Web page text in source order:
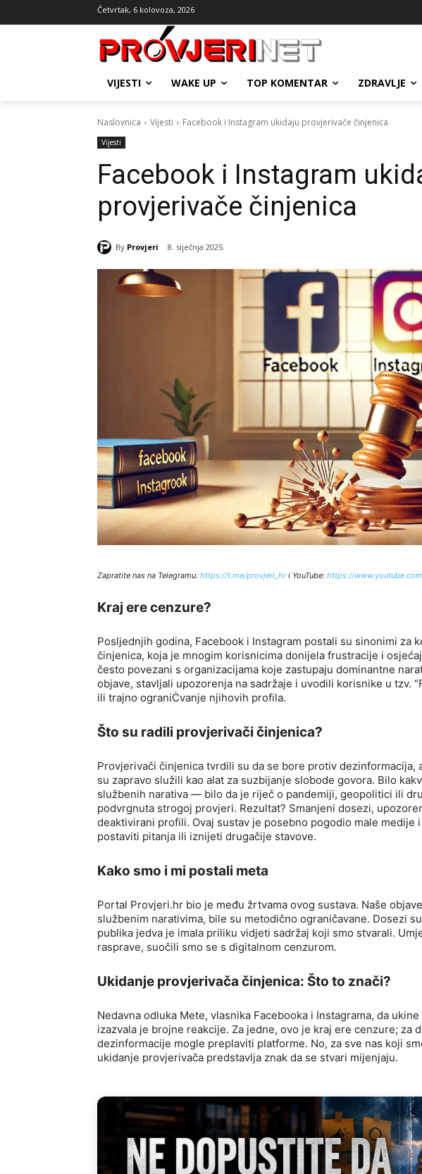
Četvrtak, 6 kolovoza, 2026
VIJESTI WAKE UP TOP KOMENTAR ZDRAVLJE
Naslovnica Vijesti Facebook i Instagram ukidaju provjerivače činjenica
Vijesti
Facebook i Instagram
provjerivače činjenica
By Provjeri 8. siječnja 2025.
Zapratite nas na Telegramu: https://t.me/provjeri_hri YouTube: https://
Kraj ere cenzure?
Posljednjih godina, Facebook i Instagram postali su sinonimi za
činjenica, koja je mnogim korisnicima donijela frustracije i
često povezani s organizacijama koje zastupaju dominantne
objave, stavljali upozorenja na sadržaje i uvodili korisnike u tzv.
ili trajno ograniĊvanje njihovih profila.
Što su radili provjerivači činjenica?
Provjerivači činjenica tvrdili su da se bore protiv dezinformacija,
su zapravo služili kao alat za suzbijanje slobode govora. Bilo
službenih narativa — bilo da je riječ o pandemiji, geopolitici ili
podvrgnuta strogoj provjeri. Rezultat? Smanjeni dosezi,
deaktivirani profili. Ovaj sustav je posebno pogodio male medije
postaviti pitanja ili iznijeti drugačije stavove.
Kako smo i mi postali meta
Portal Provjeri.hr bio je među žrtvama ovog sustava. Naše
službenim narativima, bile su metodično ograničavane. Dosezi
publika jedva je imala priliku vidjeti sadržaj koji smo stvarali.
rasprave, suočili smo se s digitalnom cenzurom.
Ukidanje provjerivača činjenica: Što to znači?
Nedavna odluka Mete, vlasnika Facebooka i Instagrama, da
izazvala je brojne reakcije. Za jedne, ovo je kraj ere cenzure; za
dezinformacije mogle preplaviti platforme. No, za sve nas koji
ukidanje provjerivača predstavlja znak da se stvari mijenjaju.